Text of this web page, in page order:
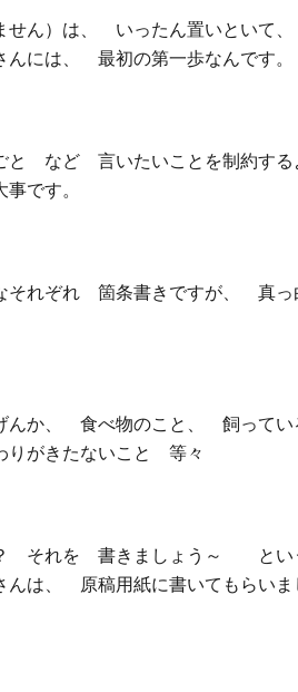
せん）は、 いったん置いといて
には、 最初の第一歩なんです。
など 言いたいことを制約す
です。
それぞれ 箇条書きですが、 真
か、 食べ物のこと、 飼ってい
がきたないこと 等々
それを 書きましょう～ とい
は、 原稿用紙に書いてもらい